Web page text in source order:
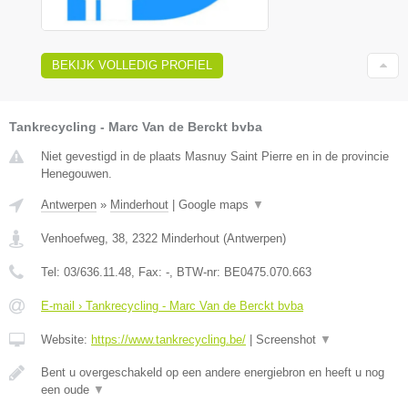
BEKIJK VOLLEDIG PROFIEL
Tankrecycling - Marc Van de Berckt bvba
Niet gevestigd in de plaats Masnuy Saint Pierre en in de provincie
Henegouwen.
Antwerpen » Minderhout | Google maps ▼
Venhoefweg, 38 2322 Minderhout (Antwerpen)
Tel: 03/636.11.48 , Fax: - , BTW-nr: BE0475.070.663
E-mail › Tankrecycling - Marc Van de Berckt bvba
Website: https://www.tankrecycling.be/ | Screenshot ▼
Bent u overgeschakeld op een andere energiebron en heeft u nog
een oude ▼